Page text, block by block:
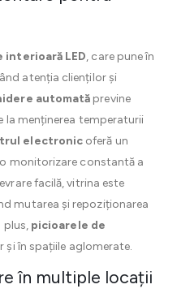
interioară LED, care pune în
atenția clienților și
automată previne
la menținerea temperaturii
electronic oferă un
monitorizare constantă a
facilă, vitrina este
mutarea și repoziționarea
plus, picioarele de
și în spațiile aglomerate.
în multiple locații